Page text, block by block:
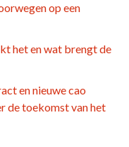
op een
het en wat brengt de
en nieuwe cao
de toekomst van het